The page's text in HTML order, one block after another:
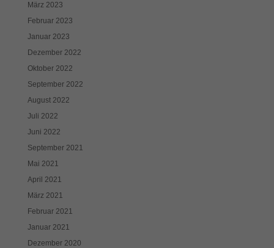
März 2023
Februar 2023
Januar 2023
Dezember 2022
Oktober 2022
September 2022
August 2022
Juli 2022
Juni 2022
September 2021
Mai 2021
April 2021
März 2021
Februar 2021
Januar 2021
Dezember 2020